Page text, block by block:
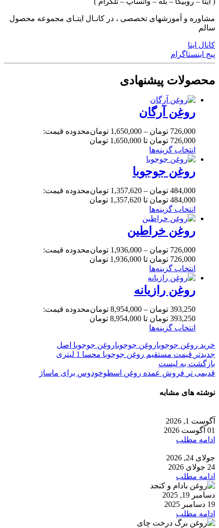
مشاوره و آموزشهای تخصصی ، در کانـال ایتـای مجموعه محصول
سالم
کانال ایتا
پیج اینستاگرام
محصولات پیشنهادی
روغن آرگان
726,000 تومان –
1,650,000 تومانمحدوده قیمت:
726,000 تومان تا 1,650,000 تومان
انتخاب گزینه‌ها
روغن جوجوبا
484,000 تومان –
1,357,620 تومانمحدوده قیمت:
484,000 تومان تا 1,357,620 تومان
انتخاب گزینه‌ها
روغن خراطین
726,000 تومان –
1,936,000 تومانمحدوده قیمت:
726,000 تومان تا 1,936,000 تومان
انتخاب گزینه‌ها
روغن رازیانه
393,250 تومان –
8,954,000 تومانمحدوده قیمت:
393,250 تومان تا 8,954,000 تومان
انتخاب گزینه‌ها
خرید روغن جوجوباروغن جوجوباروغن جوجوبا اصل
جدیدتر قیمت مستقیم روغن جوجوبا محسا 1 لیتری
بازگشت به لیست
قدیمی تر فروش عمده روغن اسطوخودوس برای ماساژ
نوشته های مشابه
آگوست 1, 2026
01 آگوست 2026
ادامه مطلب
جولای 24, 2026
24 جولای 2026
ادامه مطلب
دسامبر 19, 2025
19 دسامبر 2025
ادامه مطلب